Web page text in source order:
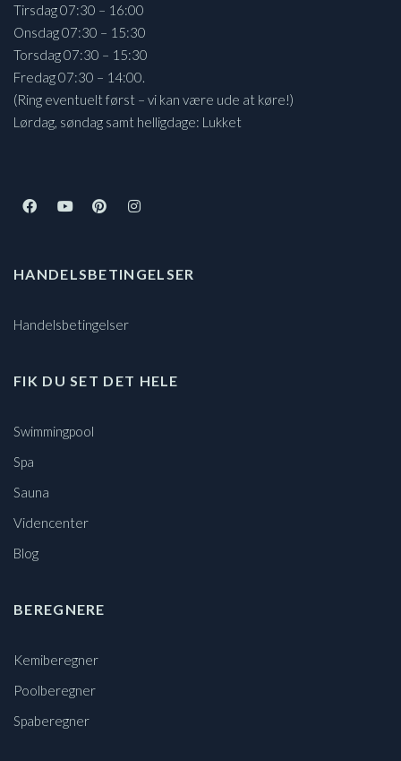
Tirsdag 07:30 – 16:00
Onsdag 07:30 – 15:30
Torsdag 07:30 – 15:30
Fredag 07:30 – 14:00.
(Ring eventuelt først – vi kan være ude at køre!)
Lørdag, søndag samt helligdage: Lukket
HANDELSBETINGELSER
Handelsbetingelser
FIK DU SET DET HELE
Swimmingpool
Spa
Sauna
Videncenter
Blog
BEREGNERE
Kemiberegner
Poolberegner
Spaberegner